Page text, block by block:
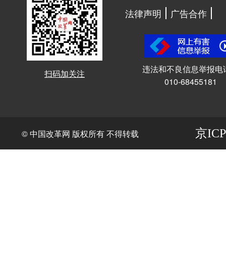
扫码加关注
法律声明
广告合作
违法和不良信息举报电
010-68455181
© 中国改革网 版权所有 不得转载 京